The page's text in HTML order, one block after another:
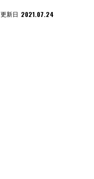
更新日 2021.07.24